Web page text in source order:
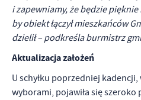
i zapewniamy, że będzie
by obiekt łączył mieszkańców
dzielił ­– podkreśla burmistrz
Aktualizacja założeń
U schyłku poprzedniej
wyborami, pojawiła się